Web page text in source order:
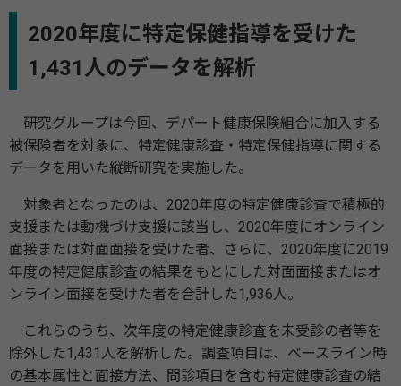
2020年度に特定保健指導を受けた
1,431人のデータを解析
研究グループは今回、デパート健康保険組合に加入する
被保険者を対象に、特定健康診査・特定保健指導に関する
データを用いた縦断研究を実施した。
対象者となったのは、2020年度の特定健康診査で積極的
支援または動機づけ支援に該当し、2020年度にオンライン
面接または対面面接を受けた者、さらに、2020年度に2019
年度の特定健康診査の結果をもとにした対面面接またはオ
ンライン面接を受けた者を合計した1,936人。
これらのうち、次年度の特定健康診査を未受診の者等を
除外した1,431人を解析した。調査項目は、ベースライン時
の基本属性と面接方法、問診項目を含む特定健康診査の結